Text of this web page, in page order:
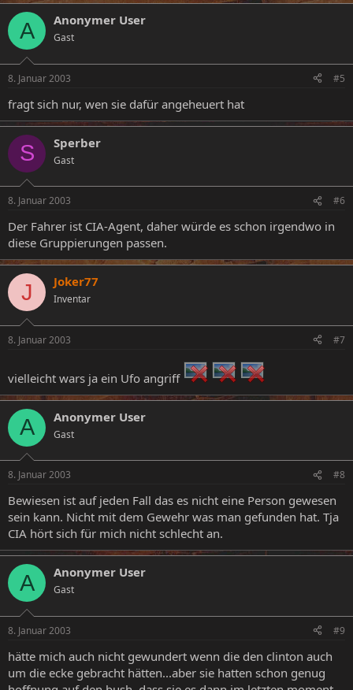
A Anonymer User
Gast
8. Januar 2003 #5
fragt sich nur, wen sie dafür angeheuert hat
S Sperber
Gast
8. Januar 2003 #6
Der Fahrer ist CIA-Agent, daher würde es schon irgendwo in
diese Gruppierungen passen.
J Joker77
Inventar
8. Januar 2003 #7
vielleicht wars ja ein Ufo angriff
A Anonymer User
Gast
8. Januar 2003 #8
Bewiesen ist auf jeden Fall das es nicht eine Person gewesen
sein kann. Nicht mit dem Gewehr was man gefunden hat. Tja
CIA hört sich für mich nicht schlecht an.
A Anonymer User
Gast
8. Januar 2003 #9
hätte mich auch nicht gewundert wenn die den clinton auch
um die ecke gebracht hätten...aber sie hatten schon genug